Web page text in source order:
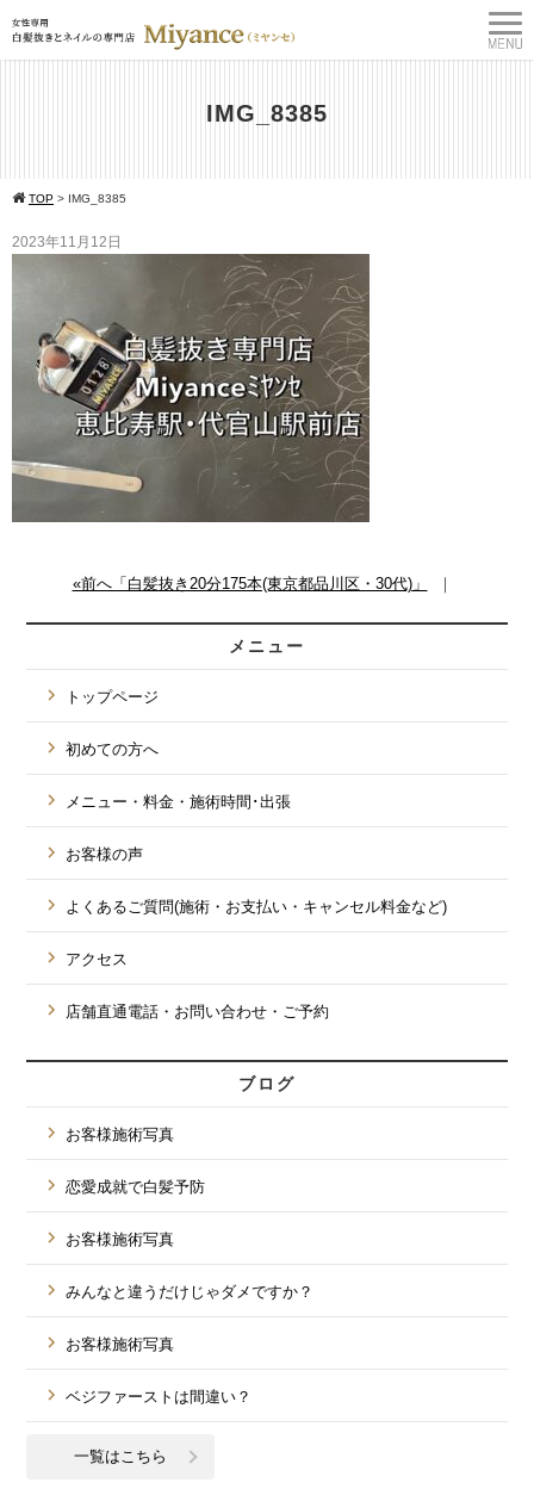
IMG_8385
TOP > IMG_8385
2023年11月12日
«前へ「白髪抜き20分175本(東京都品川区・30代)」 ｜
メニュー
トップページ
初めての方へ
メニュー・料金・施術時間･出張
お客様の声
よくあるご質問(施術・お支払い・キャンセル料金など)
アクセス
店舗直通電話・お問い合わせ・ご予約
ブログ
お客様施術写真
恋愛成就で白髪予防
お客様施術写真
みんなと違うだけじゃダメですか？
お客様施術写真
ベジファーストは間違い？
一覧はこちら